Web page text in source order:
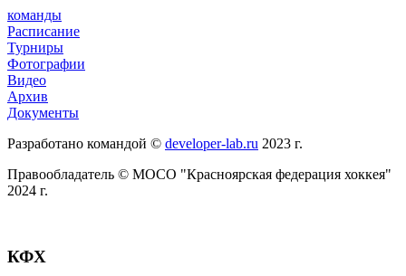
команды
Расписание
Турниры
Фотографии
Видео
Архив
Документы
Разработано командой © developer-lab.ru 2023 г.
Правообладатель © МОСО "Красноярская федерация хоккея"
2024 г.
КФХ